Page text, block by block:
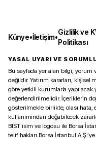
Künye•İletişim•
Gizlilik ve
Politikası
YASAL UYARI VE
Bu sayfada yer alan bilgi, yorum
değildir. Yatırım kararları,
göre yetkili kurumlarla yapılacak
değerlendirilmelidir. İçeriklerin
gösterilmekle birlikte, olası
kullanımından doğabilecek
BIST isim ve logosu ile Borsa
telif hakları Borsa İstanbul